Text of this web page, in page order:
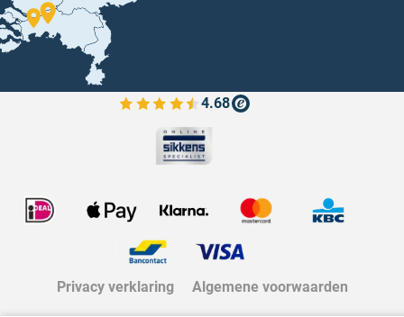
4.68
Bekijk de verfplaza beoordelingen
Privacy verklaring Algemene voorwaarden